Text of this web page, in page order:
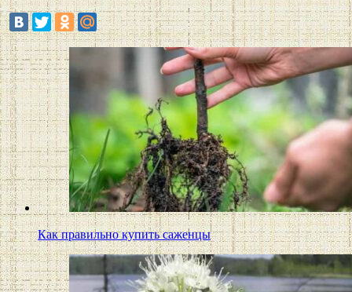
Как правильно купить саженцы